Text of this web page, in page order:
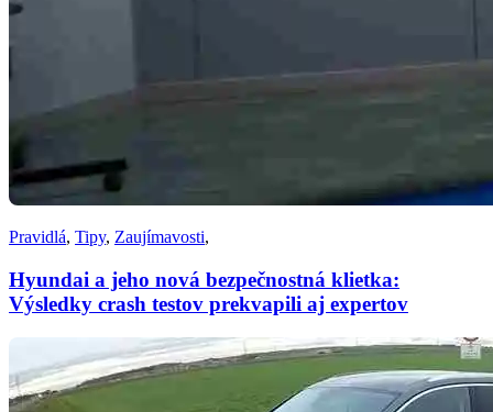
Pravidlá, Tipy, Zaujímavosti,
Hyundai a jeho nová bezpečnostná klietka:
Výsledky crash testov prekvapili aj expertov